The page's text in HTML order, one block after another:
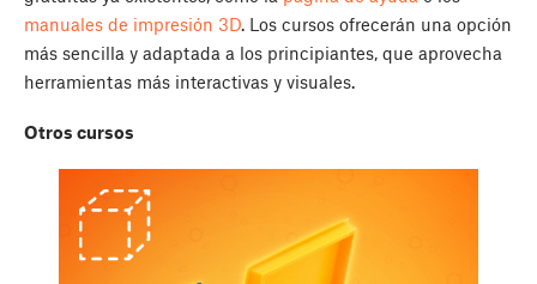
manuales de impresión 3D. Los cursos ofrecerán una opción
más sencilla y adaptada a los principiantes, que aprovecha
herramientas más interactivas y visuales.
Otros cursos